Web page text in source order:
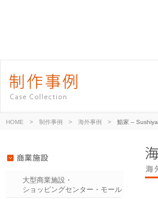
HOME > 制作事例 > 海外事例 > 鮨家 – Sushiya
大型商業施設・
ショッピングセンター・モール